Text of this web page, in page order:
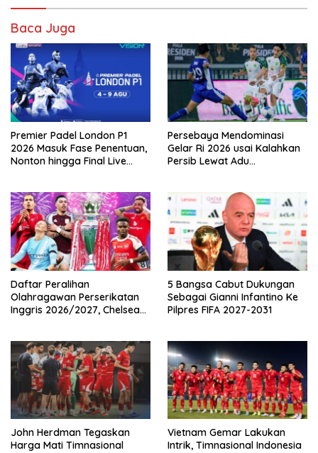
Baca Juga
Premier Padel London P1
2026 Masuk Fase Penentuan,
Nonton hingga Final Live
Persebaya Mendominasi
Gelar Ri 2026 usai Kalahkan
Persib Lewat Adu
Daftar Peralihan
Olahragawan Perserikatan
Inggris 2026/2027, Chelsea
5 Bangsa Cabut Dukungan
Sebagai Gianni Infantino Ke
Pilpres FIFA 2027-2031
John Herdman Tegaskan
Harga Mati Timnasional
Vietnam Gemar Lakukan
Intrik, Timnasional Indonesia